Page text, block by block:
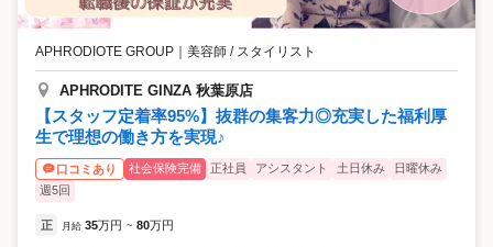
APHRODIOTE GROUP ｜ 美容師 / スタイリスト
APHRODITE GINZA 秋葉原店
【スタッフ定着率95%】抜群の集客力◎充実した福利厚
生で理想の働き方を実現♪
口コミあり 社会保険完備 正社員 アシスタント 土日休み
日曜休み
週5回
正 月給 35万円 ~ 80万円